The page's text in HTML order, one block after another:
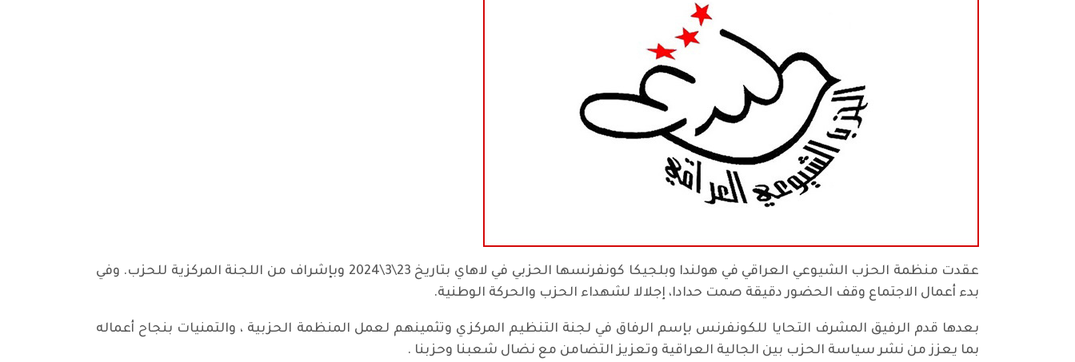
عقدت منظمة الحزب الشيوعي العراقي في هولندا وبلجيكا كونفرنسها الحزبي في لاهاي بتاريخ 23\3\2024 وبإشراف من اللجنة المركزية للحزب. وفي
بدء أعمال الاجتماع وقف الحضور دقيقة صمت حدادا، إجلالا لشهداء الحزب والحركة الوطنية.
بعدها قدم الرفيق المشرف التحايا للكونفرنس بإسم الرفاق في لجنة التنظيم المركزي وتثمينهم لعمل المنظمة الحزبية ، والتمنيات بنجاح أعماله
بما يعزز من نشر سياسة الحزب بين الجالية العراقية وتعزيز التضامن مع نضال شعبنا وحزبنا .